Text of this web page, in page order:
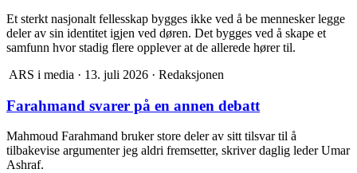
Et sterkt nasjonalt fellesskap bygges ikke ved å be mennesker legge
deler av sin identitet igjen ved døren. Det bygges ved å skape et
samfunn hvor stadig flere opplever at de allerede hører til.
ARS i media · 13. juli 2026 · Redaksjonen
Farahmand svarer på en annen debatt
Mahmoud Farahmand bruker store deler av sitt tilsvar til å
tilbakevise argumenter jeg aldri fremsetter, skriver daglig leder Umar
Ashraf.